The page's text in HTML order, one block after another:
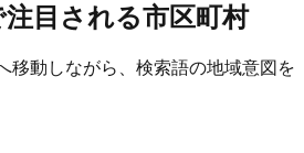
目される市区町村
移動しながら、検索語の地域意図を